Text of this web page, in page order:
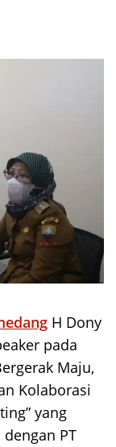
H Dony
pada
Maju,
Kolaborasi
yang
PT